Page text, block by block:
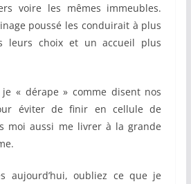
voire les mêmes immeubles.
poussé les conduirait à plus
leurs choix et un accueil plus
« dérape » comme disent nos
éviter de finir en cellule de
moi aussi me livrer à la grande
aujourd’hui, oubliez ce que je